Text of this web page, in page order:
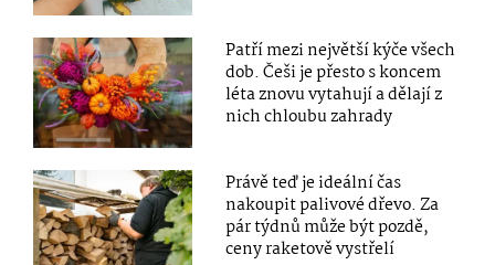
Patří mezi největší kýče všech
dob. Češi je přesto s koncem
léta znovu vytahují a dělají z
nich chloubu zahrady
Právě teď je ideální čas
nakoupit palivové dřevo. Za
pár týdnů může být pozdě,
ceny raketově vystřelí